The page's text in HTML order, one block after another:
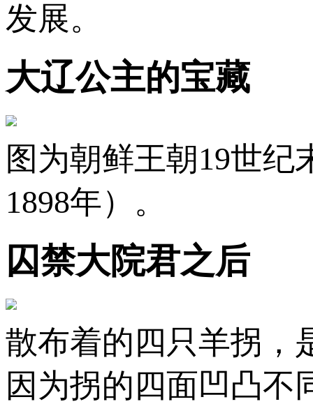
发展。
大辽公主的宝藏
图为朝鲜王朝19世
1898年）。
囚禁大院君之后
散布着的四只羊拐，
因为拐的四面凹凸不